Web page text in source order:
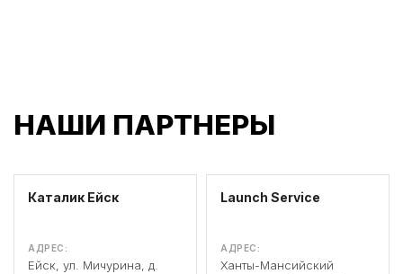
НАШИ ПАРТНЕРЫ
Каталик Ейск
АДРЕС:
Ейск, ул. Мичурина, д.
Launch Service
АДРЕС:
Ханты-Мансийский